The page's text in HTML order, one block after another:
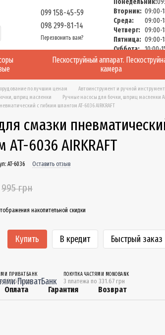
099 158-45-59
098 299-81-14
Перезвонить вам?
Понедельник:
Вторник: 09:00-
Среда:
09:00-
Четверг: 09:00-
Пятница: 09:00-
Суббота: 10:00-
Воскресенье:
Пескоструйный аппарат.
камера
по лучшим ценам Автоинструмент и ручной инструмент
шприц масленки
Ручные насосы для бочки, шприц масленки
с гибким шлангом AT-6036 AIRKRAFT
смазки
AT-6036 AIRKRAFT
AT-6036 Оставить отзыв
995 грн
накопительной скидки
Купить В кредит Быстрый заказ
ПРИВАТБАНК
331.67 грн
ПОКУПКА ЧАСТЯМИ MONOBANK
3 платежа по 331.67 грн
Оплата Гарантия Возврат